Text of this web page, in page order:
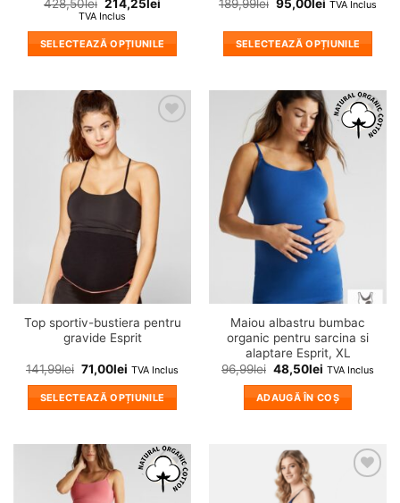
428,50lei 214,25lei
TVA Inclus
SELECTEAZĂ OPȚIUNILE
are
mai
multe
variații.
Opțiunile
pot
alese
pagina
produsului.
189,99lei 95,00lei TVA Inclus
SELECTEAZĂ OPȚIUNILE
are
mai
multe
variații.
Opțiunile
alese
în
produsului.
wishlist!
Top sportiv-bustiera pentru
gravide Esprit
141,99lei 71,00lei TVA Inclus
SELECTEAZĂ OPȚIUNILE
are
mai
multe
❤
Adauga
wishlist!
Maiou albastru bumbac
organic pentru sarcina si
alaptare Esprit, XL
96,99lei 48,50lei TVA Inclus
ADAUGĂ ÎN COȘ
❤